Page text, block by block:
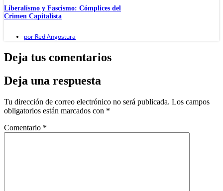
Liberalismo y Fascismo: Cómplices del
Crimen Capitalista
por Red Angostura
Deja tus comentarios
Deja una respuesta
Tu dirección de correo electrónico no será publicada. Los campos
obligatorios están marcados con *
Comentario *